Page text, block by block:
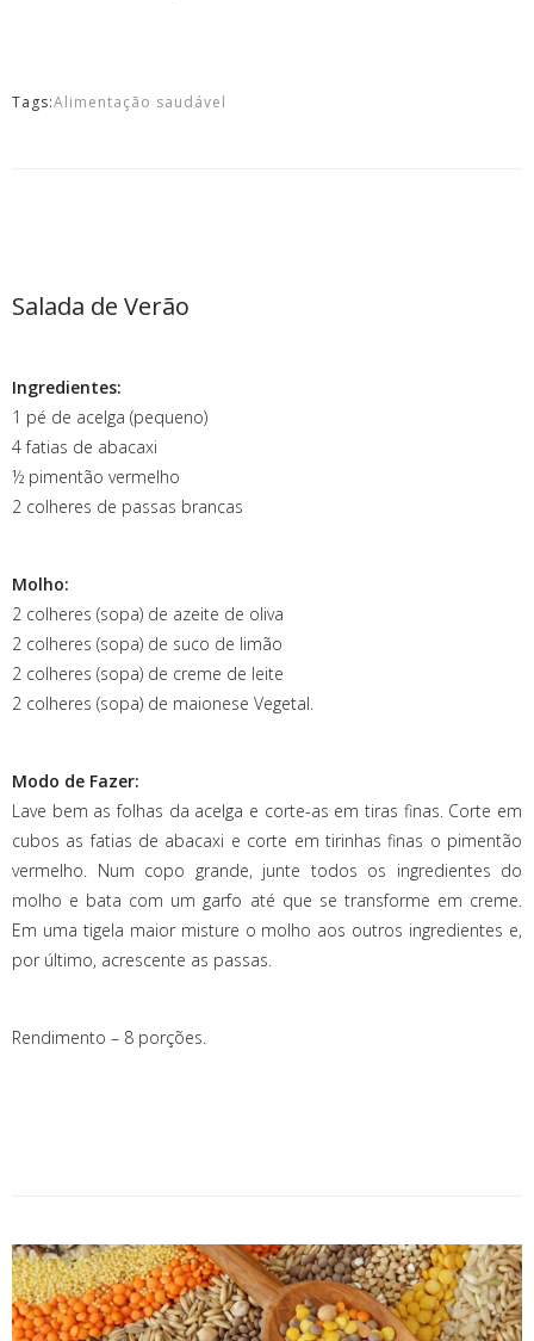
Tags:Alimentação saudável
Salada de Verão
Ingredientes:
1 pé de acelga (pequeno)
4 fatias de abacaxi
½ pimentão vermelho
2 colheres de passas brancas
Molho:
2 colheres (sopa) de azeite de oliva
2 colheres (sopa) de suco de limão
2 colheres (sopa) de creme de leite
2 colheres (sopa) de maionese Vegetal.
Modo de Fazer:
Lave bem as folhas da acelga e corte-as em tiras finas. Corte em
cubos as fatias de abacaxi e corte em tirinhas finas o pimentão
vermelho. Num copo grande, junte todos os ingredientes do
molho e bata com um garfo até que se transforme em creme.
Em uma tigela maior misture o molho aos outros ingredientes e,
por último, acrescente as passas.
Rendimento – 8 porções.